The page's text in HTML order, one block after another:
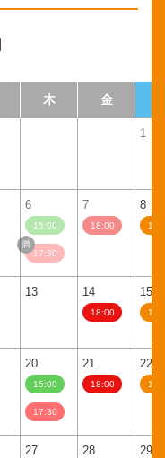
木 金
1
6
15:00
17:30
7
18:00
8
13 14
18:00
15
20
15:00
17:30
21
18:00
22
27 28 29